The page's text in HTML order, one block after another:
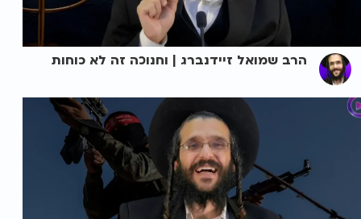
הרב שמואל זיידנברג | וחנוכה זה לא כוחות